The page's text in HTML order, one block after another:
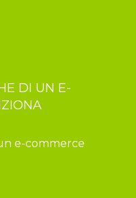
DI UN E-
e-commerce